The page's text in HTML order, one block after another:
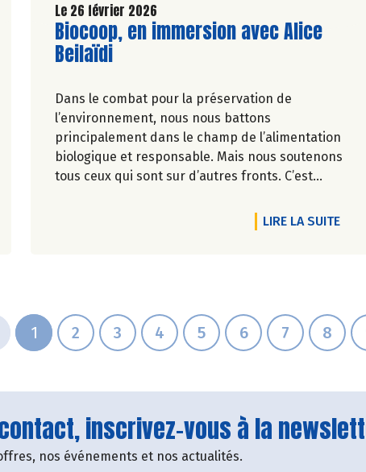
40 ANS ENSEMBLE !
Le 26 février 2026
Lire la suite de l'article
Biocoop, en immersion avec Alice
Beilaïdi
Dans le combat pour la préservation de
l’environnement, nous nous battons
principalement dans le champ de l’alimentation
biologique et responsable. Mais nous soutenons
tous ceux qui sont sur d’autres fronts. C’est
nouvelle fois son soutien à la série
documentaireImmersion : une aventure
LIRE LA SUITEDE
1 2 3 4 5 6 7 8
inscrivez-vous à la
nos événements et nos actualités.